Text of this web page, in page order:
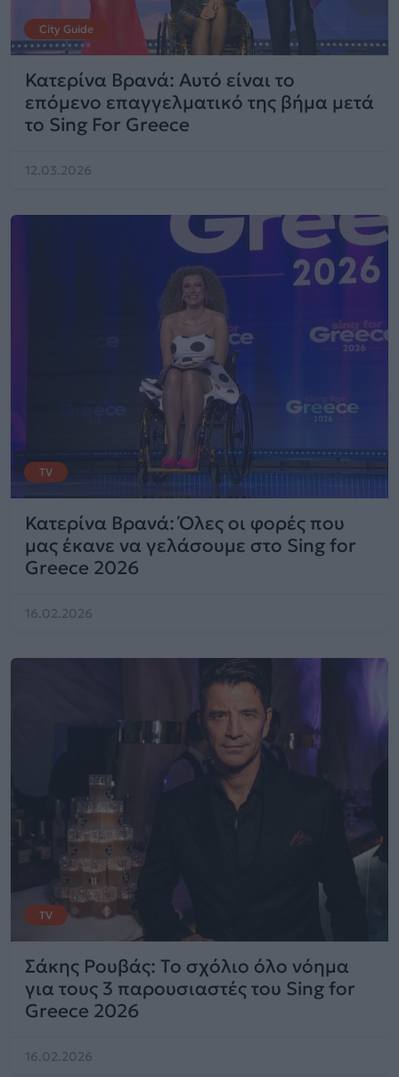
City Guide
Κατερίνα Βρανά: Αυτό είναι το
επόμενο επαγγελματικό της βήμα μετά
το Sing For Greece
12.03.2026
TV
Κατερίνα Βρανά: Όλες οι φορές που
μας έκανε να γελάσουμε στο Sing for
Greece 2026
16.02.2026
TV
Σάκης Ρουβάς: Το σχόλιο όλο νόημα
για τους 3 παρουσιαστές του Sing for
Greece 2026
16.02.2026